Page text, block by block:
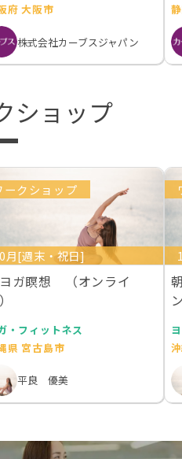
府 大阪市
株式会社カーブスジャパン
ショップ
ークショップ
月[週末・祝日]
ガ瞑想 （オンライ
・フィットネス
県 宮古島市
平良 優美